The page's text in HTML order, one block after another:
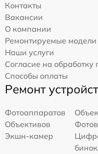
Контакты
Вакансии
О компании
Ремонтируемые модели
Наши услуги
Согласие на
Способы оплаты
Ремонт
Фотоаппаратов
Объективов
Экшн-камер